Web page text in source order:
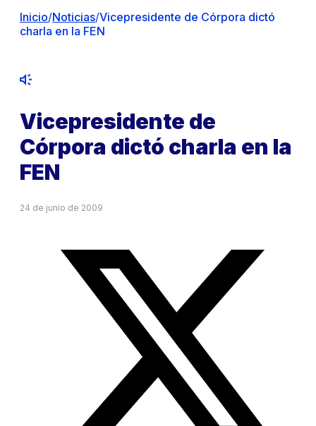
Inicio/Noticias/Vicepresidente de Córpora dictó
charla en la FEN
Vicepresidente de
Córpora dictó charla en la
FEN
24 de junio de 2009